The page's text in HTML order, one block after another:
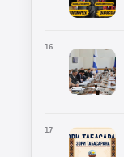
16
17